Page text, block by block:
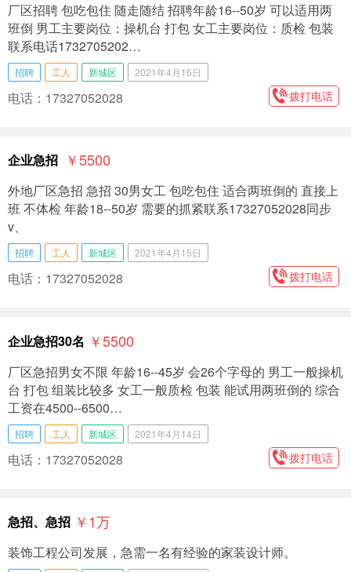
厂区招聘 包吃包住 随走随结 招聘年龄16--50岁 可以适用两
班倒 男工主要岗位：操机台 打包 女工主要岗位：质检 包装
联系电话1732705202…
招聘 工人 新城区 2021年4月16日
电话：17327052028 拨打电话
企业急招 ￥5500
外地厂区急招 急招 30男女工 包吃包住 适合两班倒的 直接上
班 不体检 年龄18--50岁 需要的抓紧联系17327052028同步
v、
招聘 工人 新城区 2021年4月15日
电话：17327052028 拨打电话
企业急招30名 ￥5500
厂区急招男女不限 年龄16--45岁 会26个字母的 男工一般操机
台 打包 组装比较多 女工一般质检 包装 能试用两班倒的 综合
工资在4500--6500…
招聘 工人 新城区 2021年4月14日
电话：17327052028 拨打电话
急招、急招 ￥1万
装饰工程公司发展，急需一名有经验的家装设计师。